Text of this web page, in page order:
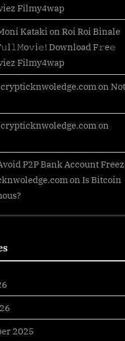
Filmy4wap
Katakion Roi Roi Binale
Download F𝚛e𝚎
Filmy4wap
crypticknwoledge.com on
crypticknwoledge.com on
P2P Bank Account
on Is Bitcoin
2025